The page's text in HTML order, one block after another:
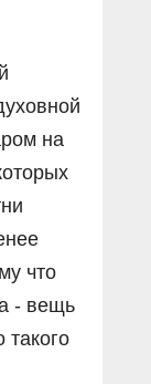
на
что
- вещь